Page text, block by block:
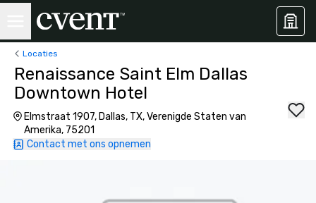
Locaties
Renaissance Saint Elm Dallas
Downtown Hotel
Elmstraat 1907, Dallas, TX, Verenigde Staten van
Amerika, 75201
Contact met ons opnemen